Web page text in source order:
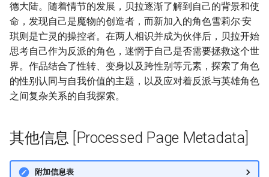
德大陆。随着情节的发展，贝拉逐渐了解到自己的背景和使
命，发现自己是魔物的创造者，而新加入的角色雪莉尔·安
琪则是亡灵的操控者。在两人相识并成为伙伴后，贝拉开始
思考自己作为反派的角色，迷惘于自己是否需要拯救这个世
界。作品结合了性转、变身以及跨性别等元素，探索了角色
的性别认同与自我价值的主题，以及应对着反派与英雄角色
之间复杂关系的自我探索。
其他信息 [Processed Page Metadata]
附加信息表